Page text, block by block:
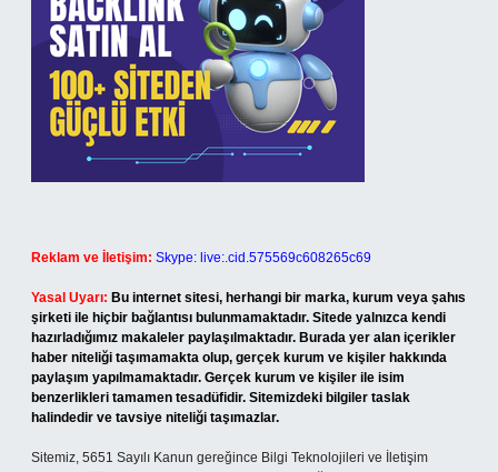
Reklam ve İletişim: Skype: live:.cid.575569c608265c69
Yasal Uyarı: Bu internet sitesi, herhangi bir marka, kurum veya şahıs
şirketi ile hiçbir bağlantısı bulunmamaktadır. Sitede yalnızca kendi
hazırladığımız makaleler paylaşılmaktadır. Burada yer alan içerikler
haber niteliği taşımamakta olup, gerçek kurum ve kişiler hakkında
paylaşım yapılmamaktadır. Gerçek kurum ve kişiler ile isim
benzerlikleri tamamen tesadüfidir. Sitemizdeki bilgiler taslak
halindedir ve tavsiye niteliği taşımazlar.
Sitemiz, 5651 Sayılı Kanun gereğince Bilgi Teknolojileri ve İletişim